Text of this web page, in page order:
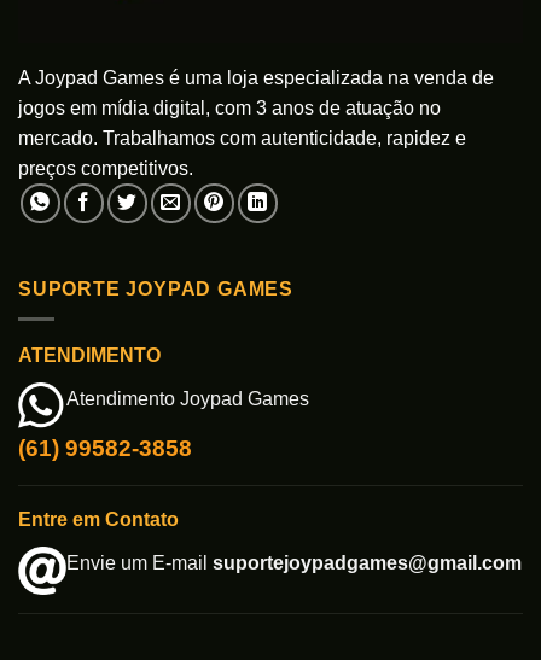
A Joypad Games é uma loja especializada na venda de
jogos em mídia digital, com 3 anos de atuação no
mercado. Trabalhamos com autenticidade, rapidez e
preços competitivos.
SUPORTE JOYPAD GAMES
ATENDIMENTO
Atendimento Joypad Games
(61) 99582-3858
Entre em Contato
Envie um E-mail suportejoypadgames@gmail.com